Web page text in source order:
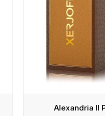
Alexandria II